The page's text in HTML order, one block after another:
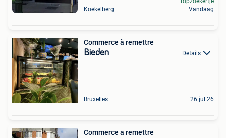
Koekelberg
Vandaag
Commerce à remettre
Bieden Details
Bruxelles 26 jul 26
Commerce a remettre